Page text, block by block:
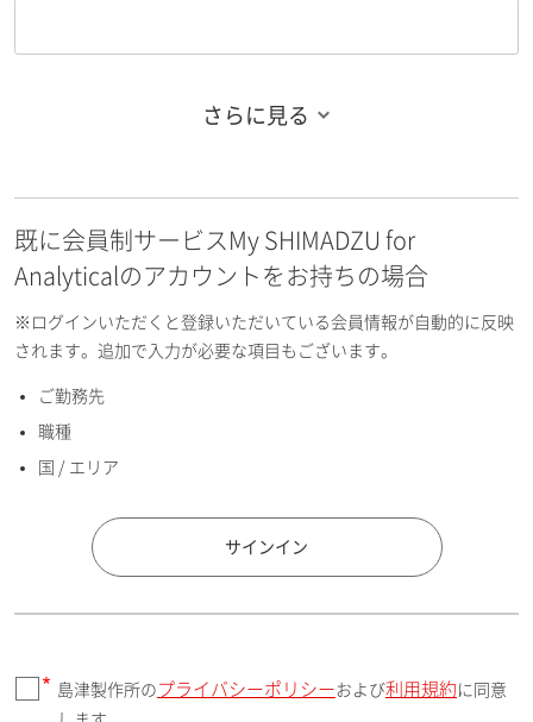
お名前フリガナ（名）
E-mailアドレス（半角英数）
国 / エリア
郵便番号（勤務先）
さらに見る
既に会員制サービスMy SHIMADZU for
Analyticalのアカウントをお持ちの場合
※ログインいただくと登録いただいている会員情報が自動的に反映
されます。追加で入力が必要な項目もございます。
ご勤務先
職種
国 / エリア
サインイン
島津製作所の プライバシーポリシーおよび利用規約 に同意